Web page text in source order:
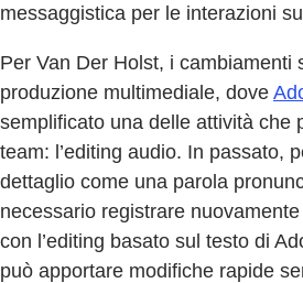
messaggistica per le interazioni
Per Van Der Holst, i cambiamenti
produzione multimediale, dove
semplificato una delle attività che
team: l’editing audio. In passato,
dettaglio come una parola
necessario registrare
con l’editing basato sul testo di
può apportare modifiche rapide